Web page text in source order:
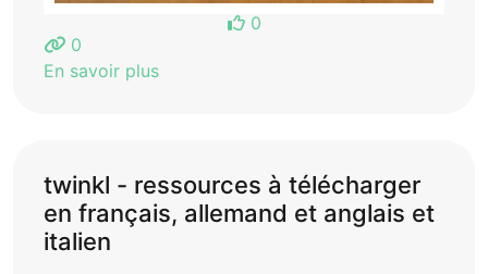
0
0
En savoir plus
twinkl - ressources à télécharger
en français, allemand et anglais et
italien